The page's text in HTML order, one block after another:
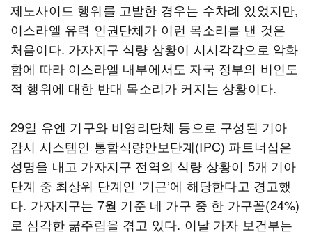
제노사이드 행위를 고발한 경우는 수차례 있었지만,
이스라엘 유력 인권단체가 이런 목소리를 낸 것은
처음이다. 가자지구 식량 상황이 시시각각으로 악화
함에 따라 이스라엘 내부에서도 자국 정부의 비인도
적 행위에 대한 반대 목소리가 커지는 상황이다.
29일 유엔 기구와 비영리단체 등으로 구성된 기아
감시 시스템인 통합식량안보단계(IPC) 파트너십은
성명을 내고 가자지구 전역의 식량 상황이 5개 기아
단계 중 최상위 단계인 ‘기근’에 해당한다고 경고했
다. 가자지구는 7월 기준 네 가구 중 한 가구꼴(24%)
로 심각한 굶주림을 겪고 있다. 이날 가자 보건부는